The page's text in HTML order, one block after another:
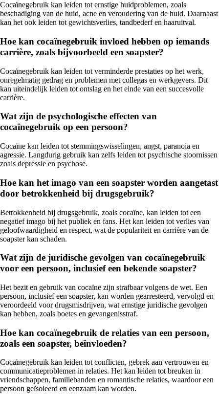
Cocaïnegebruik kan leiden tot ernstige huidproblemen, zoals
beschadiging van de huid, acne en veroudering van de huid. Daarnaast
kan het ook leiden tot gewichtsverlies, tandbederf en haaruitval.
Hoe kan cocaïnegebruik invloed hebben op iemands
carrière, zoals bijvoorbeeld een soapster?
Cocaïnegebruik kan leiden tot verminderde prestaties op het werk,
onregelmatig gedrag en problemen met collegas en werkgevers. Dit
kan uiteindelijk leiden tot ontslag en het einde van een succesvolle
carrière.
Wat zijn de psychologische effecten van
cocaïnegebruik op een persoon?
Cocaïne kan leiden tot stemmingswisselingen, angst, paranoia en
agressie. Langdurig gebruik kan zelfs leiden tot psychische stoornissen
zoals depressie en psychose.
Hoe kan het imago van een soapster worden aangetast
door betrokkenheid bij drugsgebruik?
Betrokkenheid bij drugsgebruik, zoals cocaïne, kan leiden tot een
negatief imago bij het publiek en fans. Het kan leiden tot verlies van
geloofwaardigheid en respect, wat de populariteit en carrière van de
soapster kan schaden.
Wat zijn de juridische gevolgen van cocaïnegebruik
voor een persoon, inclusief een bekende soapster?
Het bezit en gebruik van cocaïne zijn strafbaar volgens de wet. Een
persoon, inclusief een soapster, kan worden gearresteerd, vervolgd en
veroordeeld voor drugsmisdrijven, wat ernstige juridische gevolgen
kan hebben, zoals boetes en gevangenisstraf.
Hoe kan cocaïnegebruik de relaties van een persoon,
zoals een soapster, beïnvloeden?
Cocaïnegebruik kan leiden tot conflicten, gebrek aan vertrouwen en
communicatieproblemen in relaties. Het kan leiden tot breuken in
vriendschappen, familiebanden en romantische relaties, waardoor een
persoon geïsoleerd en eenzaam kan worden.